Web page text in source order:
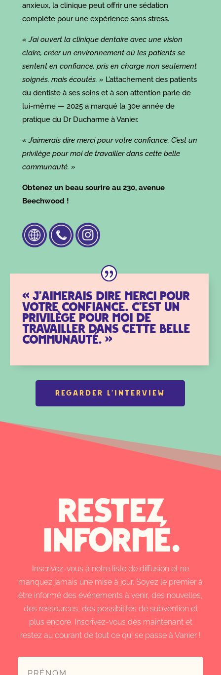
anxieux, la clinique peut offrir une sédation
complète pour une expérience sans stress.
« J’ai ouvert la clinique dentaire avec une vision
claire, créer un environnement où les patients se
sentent en confiance, pris en charge non seulement
soignés, mais écoutés. » L’attachement des patients
du dentiste à ses soins et à son attention parle de
lui-même — 2025 a marqué la 30e année de
pratique du Dr Ducharme à Vanier.
« J’aimerais dire merci pour votre confiance. C’est un
privilège pour moi de travailler dans cette belle
communauté. »
Obtenez un beau sourire au 230, avenue
Beechwood !
« J’aimerais dire merci pour
votre confiance. C’est un
privilège pour moi de
travailler dans cette belle
communauté. »
REGARDER L'INTERVIEW
restez
informé.
Inscrivez-vous à notre liste de diffusion et ne
manquez jamais une mise à jour. Soyez le premier à
être informé des événements à venir, des nouvelles,
des ressources, des possibilités de subvention et
plus encore. Inscrivez-vous dès maintenant et
restez au courant de tout ce qui se passe à Vanier !